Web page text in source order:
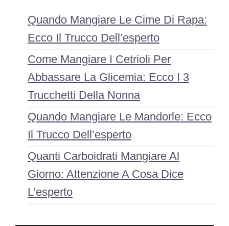
Quando Mangiare Le Cime Di Rapa:
Ecco Il Trucco Dell’esperto
Come Mangiare I Cetrioli Per
Abbassare La Glicemia: Ecco I 3
Trucchetti Della Nonna
Quando Mangiare Le Mandorle: Ecco
Il Trucco Dell’esperto
Quanti Carboidrati Mangiare Al
Giorno: Attenzione A Cosa Dice
L’esperto